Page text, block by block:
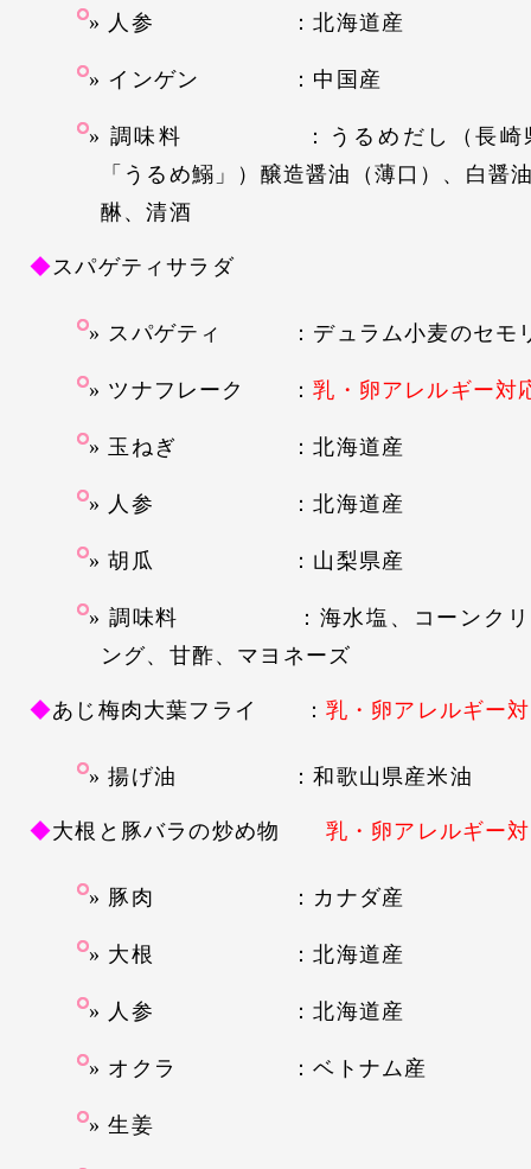
人参 ：北海道産
インゲン ：中国産
調味料 ：うるめだし（長崎県
「うるめ鰯」）醸造醤油（薄口）、白醤
醂、清酒
◆スパゲティサラダ
スパゲティ ：デュラム小麦のセモ
ツナフレーク ：乳・卵アレルギー対
玉ねぎ ：北海道産
人参 ：北海道産
胡瓜 ：山梨県産
調味料 ：海水塩、コーンクリ
ング、甘酢、マヨネーズ
◆あじ梅肉大葉フライ ： 乳・卵アレルギー
揚げ油 ：和歌山県産米油
◆大根と豚バラの炒め物 乳・卵アレルギー
豚肉 ：カナダ産
大根 ：北海道産
人参 ：北海道産
オクラ ：ベトナム産
生姜